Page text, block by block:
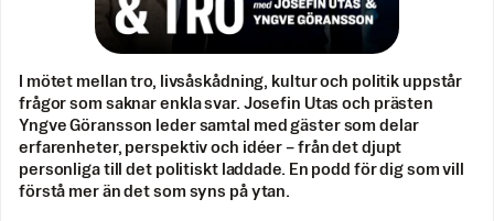
I mötet mellan tro, livsåskådning, kultur och politik uppstår
frågor som saknar enkla svar. Josefin Utas och prästen
Yngve Göransson leder samtal med gäster som delar
erfarenheter, perspektiv och idéer – från det djupt
personliga till det politiskt laddade. En podd för dig som vill
förstå mer än det som syns på ytan.